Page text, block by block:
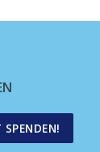
SPENDEN!